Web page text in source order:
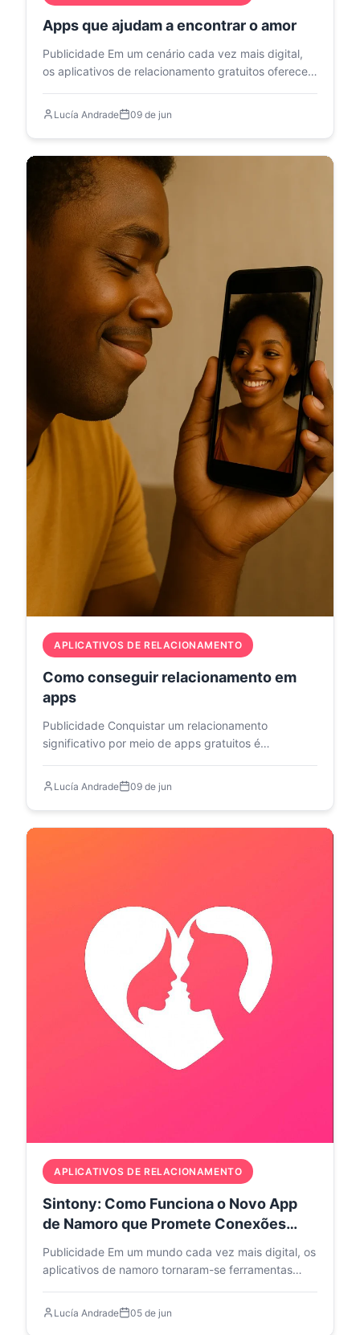
Apps que ajudam a encontrar o amor
Publicidade Em um cenário cada vez mais digital,
os aplicativos de relacionamento gratuitos oferecem
Lucía Andrade 09 de jun
APLICATIVOS DE RELACIONAMENTO
Como conseguir relacionamento em
apps
Publicidade Conquistar um relacionamento
significativo por meio de apps gratuitos é
Lucía Andrade 09 de jun
APLICATIVOS DE RELACIONAMENTO
Sintony: Como Funciona o Novo App
de Namoro que Promete Conexões
Reais
Publicidade Em um mundo cada vez mais digital, os
aplicativos de namoro tornaram-se ferramentas
Lucía Andrade 05 de jun